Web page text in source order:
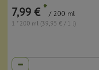
7,99 € * / 200 ml
1 * 200 ml (39,95 € / 1 l)
Anzahl